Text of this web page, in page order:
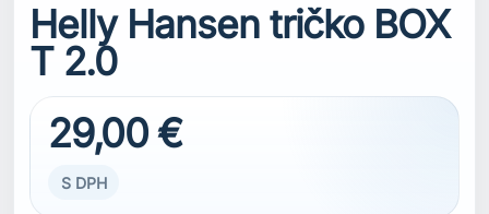
Helly Hansen tričko BOX
T 2.0
29,00 €
S DPH